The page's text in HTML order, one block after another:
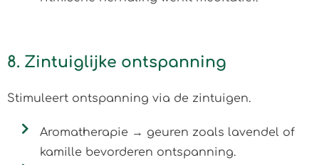
8. Zintuiglijke ontspanning
Stimuleert ontspanning via de zintuigen.
Aromatherapie → geuren zoals lavendel of
kamille bevorderen ontspanning.